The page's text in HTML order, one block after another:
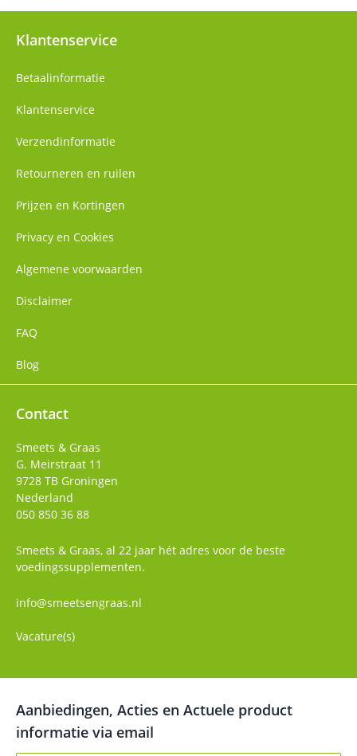
Klantenservice
Betaalinformatie
Klantenservice
Verzendinformatie
Retourneren en ruilen
Prijzen en Kortingen
Privacy en Cookies
Algemene voorwaarden
Disclaimer
FAQ
Blog
Contact
Smeets & Graas
G. Meirstraat 11
9728 TB Groningen
Nederland
050 850 36 88
Smeets & Graas, al 22 jaar hét adres voor de beste
voedingssupplementen.
info@smeetsengraas.nl
Vacature(s)
Aanbiedingen, Acties en Actuele product
informatie via email